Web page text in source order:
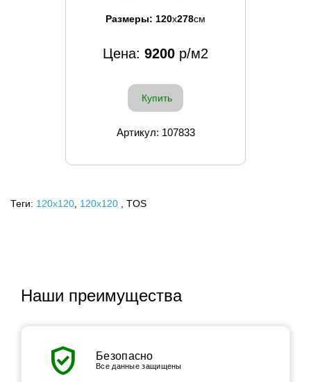
Размеры: 120x278см
Цена: 9200 р/м2
Купить
Артикул: 107833
Теги: 120x120 120х120 , TOS
Наши преимущества
verified_user Безопасно
Все данные защищены